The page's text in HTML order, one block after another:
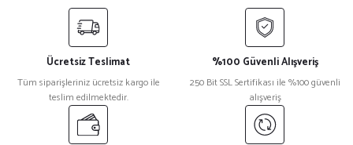
Ücretsiz Teslimat
Tüm siparişleriniz ücretsiz kargo ile
teslim edilmektedir.
%100 Güvenli Alışveriş
250 Bit SSL Sertifikası ile %100 güvenli
alışveriş